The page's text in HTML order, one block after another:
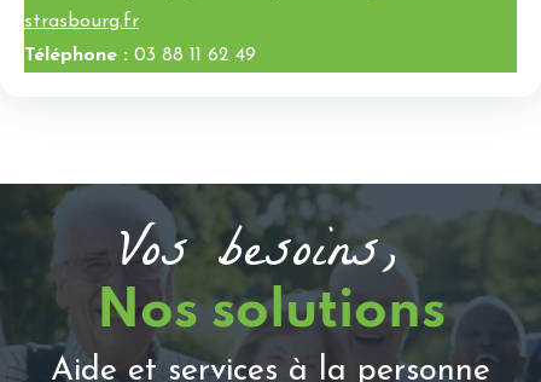
strasbourg.fr
Téléphone : 03 88 11 62 49
Vos besoins,
Nos solutions
Aide et services à la personne